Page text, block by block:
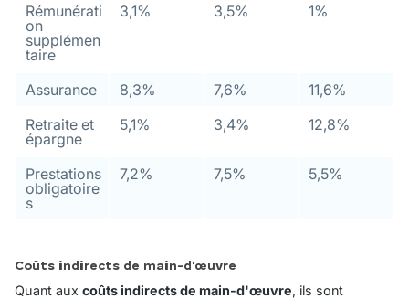
Rémunérati
on
supplémen
taire
3,1% 3,5% 1%
Assurance 8,3% 7,6%
11,6%
Retraite et
épargne
5,1% 3,4% 12,8%
Prestations
obligatoire
s
7,2% 7,5% 5,5%
Coûts indirects de main-d'œuvre
Quant aux coûts indirects de main-d'œuvre, ils sont